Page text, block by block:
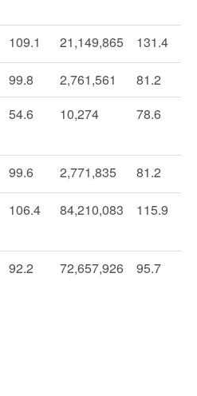
109.1 21,149,865 131.4
99.8 2,761,561
81.2
54.6 10,274 78.6
99.6 2,771,835 81.2
106.4 84,210,083 115.9
92.2 72,657,926 95.7